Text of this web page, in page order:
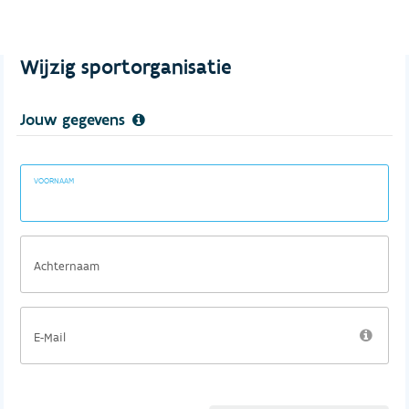
Wijzig sportorganisatie
Jouw gegevens
VOORNAAM
Achternaam
E-Mail